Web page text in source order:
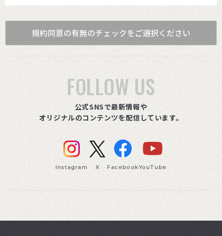
規約同意の有無のチェックをご選択ください
FOLLOW US
公式SNSで最新情報や
オリジナルのコンテンツを配信しています。
Instagram X FacebookYouTube